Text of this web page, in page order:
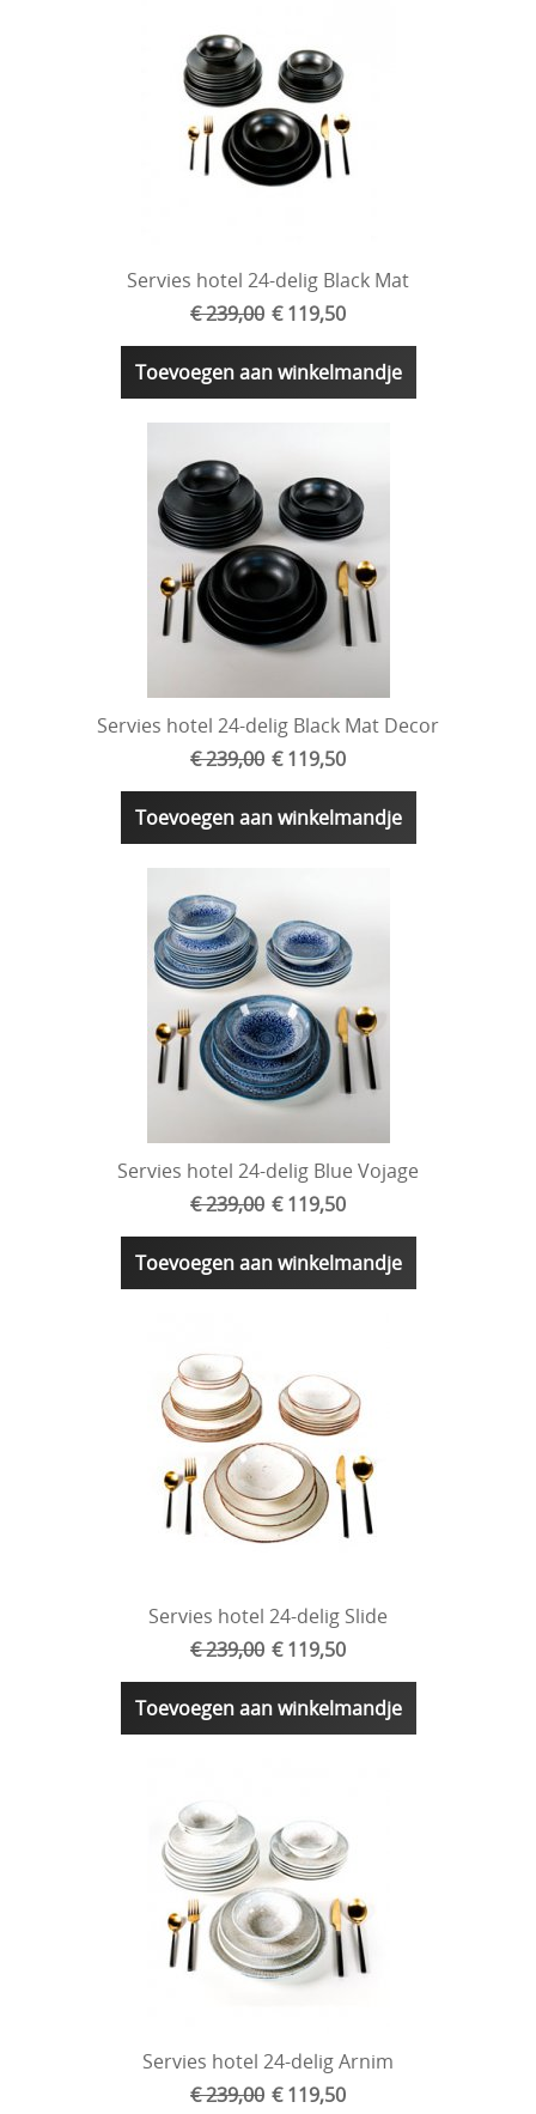
Servies hotel 24-delig Black Mat
€ 239,00 € 119,50
Toevoegen aan winkelmandje
Servies hotel 24-delig Black Mat Decor
€ 239,00 € 119,50
Toevoegen aan winkelmandje
Servies hotel 24-delig Blue Vojage
€ 239,00 € 119,50
Toevoegen aan winkelmandje
Servies hotel 24-delig Slide
€ 239,00 € 119,50
Toevoegen aan winkelmandje
Servies hotel 24-delig Arnim
€ 239,00 € 119,50